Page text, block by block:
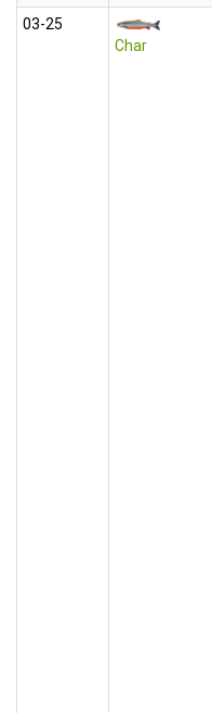
03‑25
Char